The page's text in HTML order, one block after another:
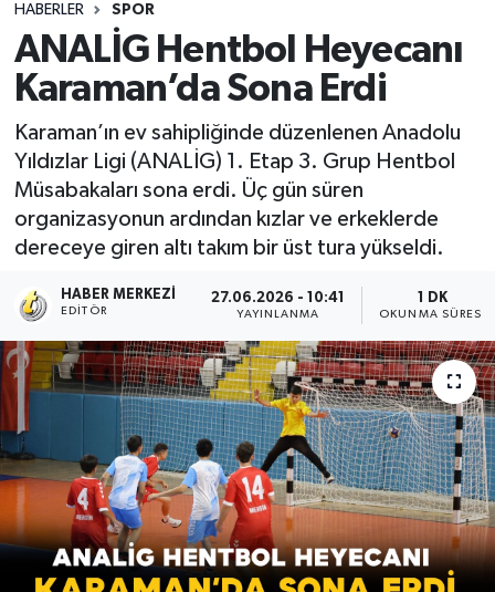
HABERLER SPOR
ANALİG Hentbol Heyecanı
Karaman’da Sona Erdi
Karaman’ın ev sahipliğinde düzenlenen Anadolu
Yıldızlar Ligi (ANALİG) 1. Etap 3. Grup Hentbol
Müsabakaları sona erdi. Üç gün süren
organizasyonun ardından kızlar ve erkeklerde
dereceye giren altı takım bir üst tura yükseldi.
HABER MERKEZI
EDITÖR
27.06.2026 - 10:41
YAYINLANMA
1 DK
OKUNMA SÜRESI
Ulusal Haberler
Vefat Edenler